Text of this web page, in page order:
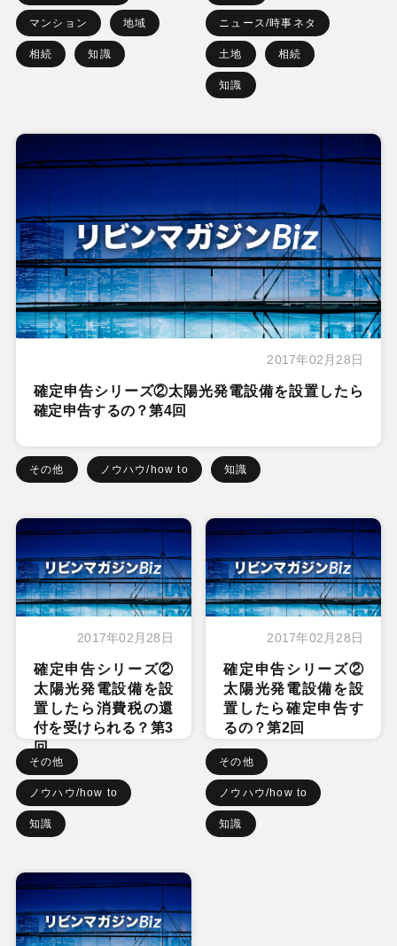
マンション 地域
相続 知識
ニュース/時事ネタ
土地 相続
知識
2017年02月28日
確定申告シリーズ②太陽光発電設備を設置したら
確定申告するの？第4回
その他 ノウハウ/how to 知識
2017年02月28日
確定申告シリーズ②
太陽光発電設備を設
置したら消費税の還
付を受けられる？第3
回
その他
ノウハウ/how to
知識
2017年02月28日
確定申告シリーズ②
太陽光発電設備を設
置したら確定申告す
るの？第2回
その他
ノウハウ/how to
知識